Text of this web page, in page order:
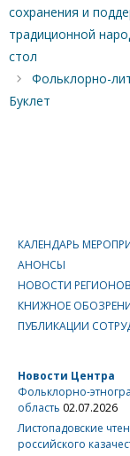
сохранения и
традиционной
стол
Фольклорно-
Буклет
КАЛЕНДАРЬ
АНОНСЫ
НОВОСТИ РЕГИОНОВ
КНИЖНОЕ
ПУБЛИКАЦИИ
Новости Центра
Фольклорно-
область 02.07.2026
Листопадовские
российского